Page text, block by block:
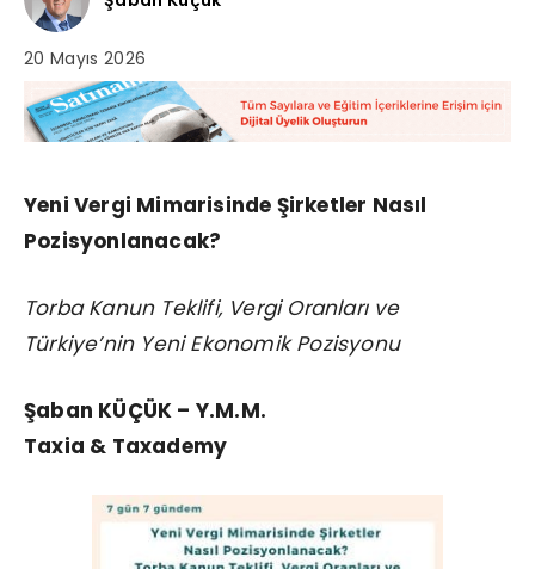
20 Mayıs 2026
Yeni Vergi Mimarisinde Şirketler Nasıl
Pozisyonlanacak?
Torba Kanun Teklifi, Vergi Oranları ve
Türkiye’nin Yeni Ekonomik Pozisyonu
Şaban KÜÇÜK – Y.M.M.
Taxia & Taxademy